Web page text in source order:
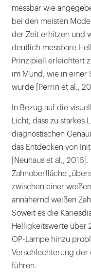
messbar wie
bei den meisten
der Zeit erhitzen und
deutlich messbare
Prinzipiell erleichtert
im Mund, wie in einer
wurde [Perrin et al.,
In Bezug auf die
Licht, dass zu starkes
diagnostischen
das Entdecken von
[Neuhaus et al.,
Zahnoberfläche
zwischen einer
annähernd weißen
Soweit es die
Helligkeitswerte über
OP-Lampe hinzu
Verschlechterung der
führen.